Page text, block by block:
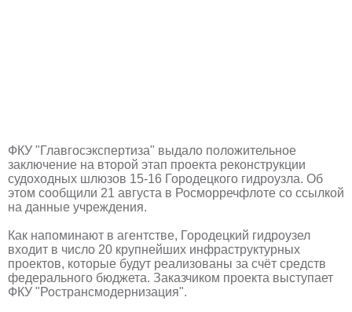
ФКУ "Главгосэкспертиза" выдало положительное
заключение на второй этап проекта реконструкции
судоходных шлюзов 15-16 Городецкого гидроузла. Об
этом сообщили 21 августа в Росморречфлоте со ссылкой
на данные учреждения.
Как напоминают в агентстве, Городецкий гидроузел
входит в число 20 крупнейших инфраструктурных
проектов, которые будут реализованы за счёт средств
федерального бюджета. Заказчиком проекта выступает
ФКУ "Ространсмодернизация".